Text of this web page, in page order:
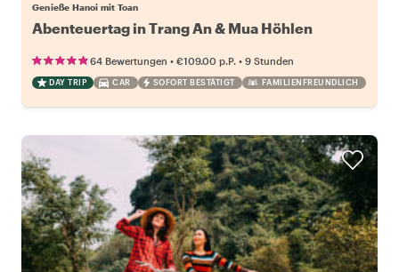
Genieße Hanoi mit Toan
Abenteuertag in Trang An & Mua Höhlen
64 Bewertungen • €109.00 p.P. • 9 Stunden
DAY TRIP CAR SOFORT BESTÄTIGT FAMILIENFREUNDLICH